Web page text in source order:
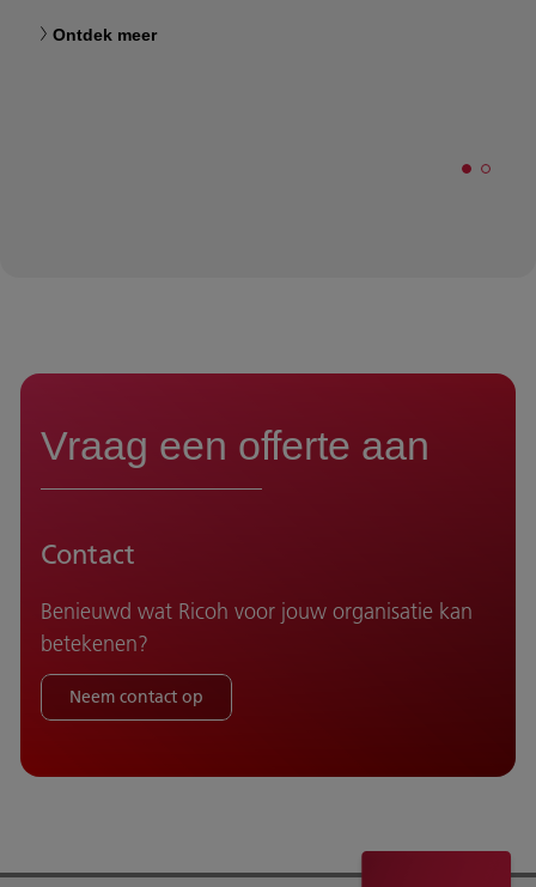
Ontdek meer
Vraag een offerte aan
Contact
Benieuwd wat Ricoh voor jouw organisatie kan
betekenen?
Neem contact op